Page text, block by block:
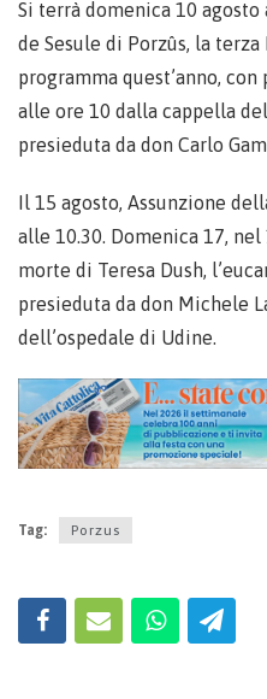
Si terrà domenica 10
de Sesule di Porzûs, la
programma quest’anno,
alle ore 10 dalla cappella
presieduta da don Carlo
Il 15 agosto, Assunzione
alle 10.30. Domenica 17,
morte di Teresa Dush,
presieduta da don Michele
dell’ospedale di Udine.
Tag: Porzus